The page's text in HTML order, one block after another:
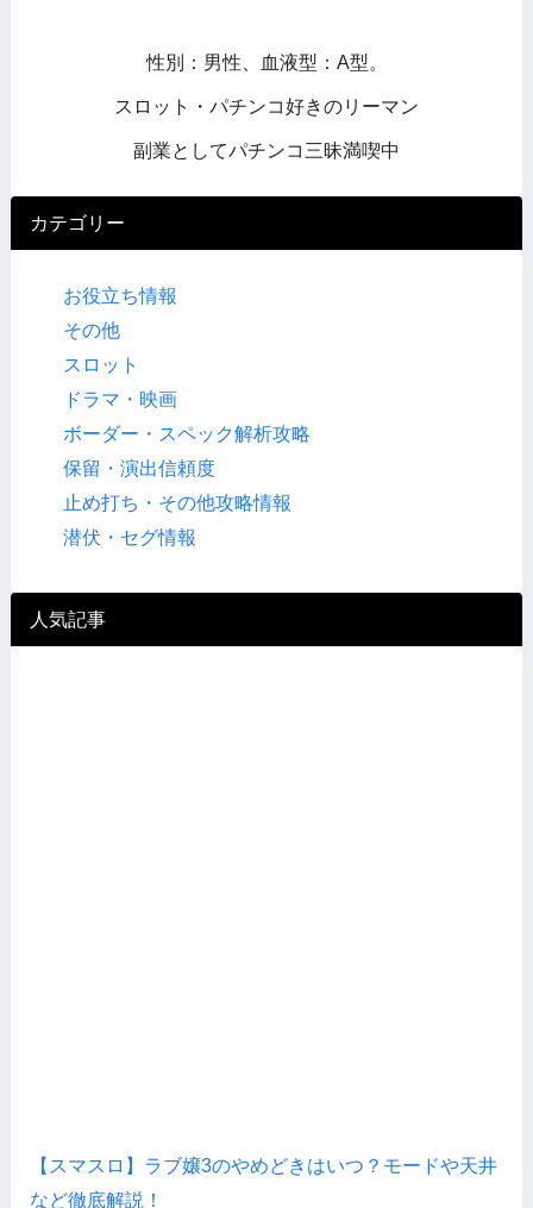
性別：男性、血液型：A型。
スロット・パチンコ好きのリーマン
副業としてパチンコ三昧満喫中
カテゴリー
お役立ち情報
その他
スロット
ドラマ・映画
ボーダー・スペック解析攻略
保留・演出信頼度
止め打ち・その他攻略情報
潜伏・セグ情報
人気記事
【スマスロ】ラブ嬢3のやめどきはいつ？モードや天井
など徹底解説！